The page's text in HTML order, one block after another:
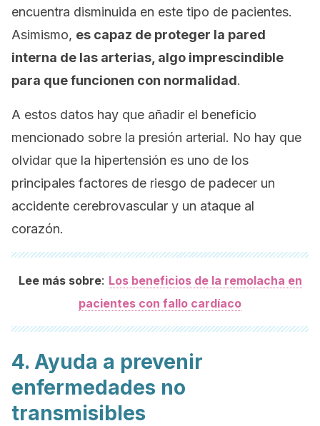
encuentra disminuida en este tipo de pacientes.
Asimismo, es capaz de proteger la pared
interna de las arterias, algo imprescindible
para que funcionen con normalidad.
A estos datos hay que añadir el beneficio
mencionado sobre la presión arterial. No hay que
olvidar que la hipertensión es uno de los
principales factores de riesgo de padecer un
accidente cerebrovascular y un ataque al
corazón.
Lee más sobre: Los beneficios de la remolacha en
pacientes con fallo cardíaco
4. Ayuda a prevenir
enfermedades no
transmisibles